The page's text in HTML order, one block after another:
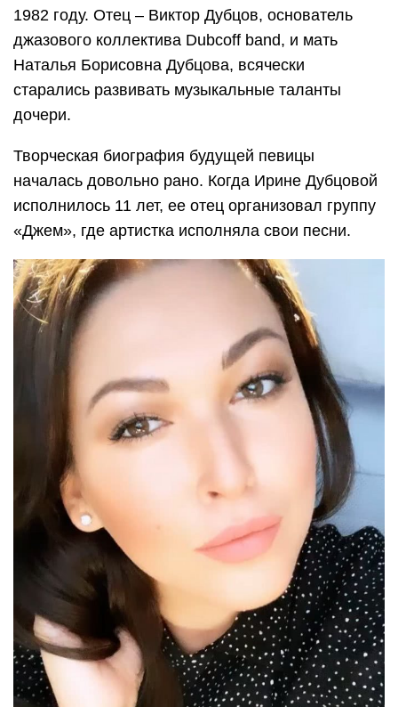
1982 году. Отец – Виктор Дубцов, основатель
джазового коллектива Dubcoff band, и мать
Наталья Борисовна Дубцова, всячески
старались развивать музыкальные таланты
дочери.
Творческая биография будущей певицы
началась довольно рано. Когда Ирине Дубцовой
исполнилось 11 лет, ее отец организовал группу
«Джем», где артистка исполняла свои песни.